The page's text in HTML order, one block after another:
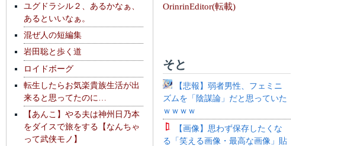
ユグドラシル２、あるかなぁ、
あるといいなぁ。
混ぜ人の短編集
岩田聡と歩く道
ロイドボーグ
転生したらお気楽貴族生活が出
来ると思ってたのに…
【あんこ】やる夫は神州日乃本
をダイスで旅をする【なんちゃ
って武侠モノ】
OrinrinEditor(転載)
そと
【悲報】弱者男性、フェミニ
ズムを「陰謀論」だと思っていた
ｗｗｗｗ
【画像】思わず保存したくな
る「笑える画像・最高な画像」貼